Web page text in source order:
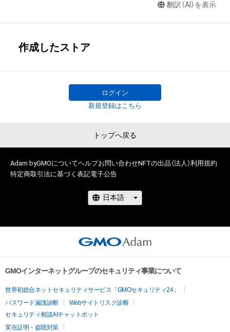
翻訳（AI）を表示
作成したストア
ログイン
新規登録はこちら
トップへ戻る
Adam byGMOについてヘルプお問い合わせNFTの出品（法人）利用規約
特定商取引法に基づく表記電子公告
GMOインターネットグループのセキュリティ事業について
世界初総合ネットセキュリティサービス「GMOセキュリティ24」
パスワード漏洩診断
Webサイトリスク診断
セキュリティ相談AIチャットボット
実在証明・盗聴対策